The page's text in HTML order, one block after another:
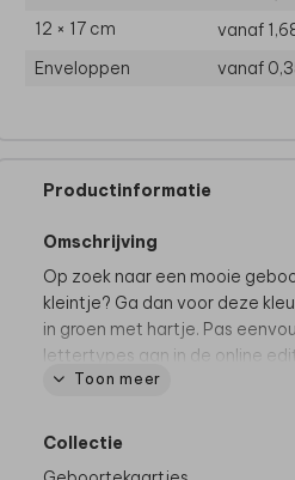
12 × 17 cm
vanaf
Enveloppen
vanaf
Productinformatie
Omschrijving
Op zoek naar een mooie
kleintje? Ga dan voor deze
in groen met hartje. Pas
lettertypes aan in de online
helemaal speciaal door de
Toon meer
Collectie